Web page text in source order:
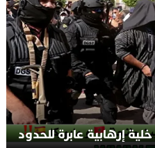
إرهابية عابرة للحدود